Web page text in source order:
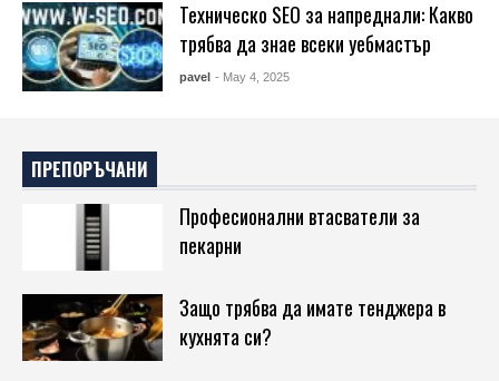
Техническо SEO за напреднали: Какво
трябва да знае всеки уебмастър
pavel - May 4, 2025
ПРЕПОРЪЧАНИ
Професионални втасватели за
пекарни
Защо трябва да имате тенджера в
кухнята си?